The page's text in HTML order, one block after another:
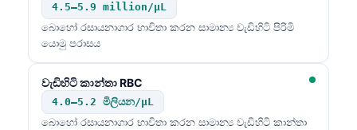
4.5–5.9 million/µL
බොහෝ රසායනාගාර භාවිතා කරන සාමාන්‍ය වැඩිහිටි පිරිමි
යොමු පරාසය
වැඩිහිටි කාන්තා RBC
4.0–5.2 මිලියන/µL
බොහෝ රසායනාගාර භාවිතා කරන සාමාන්‍ය වැඩිහිටි කාන්තා